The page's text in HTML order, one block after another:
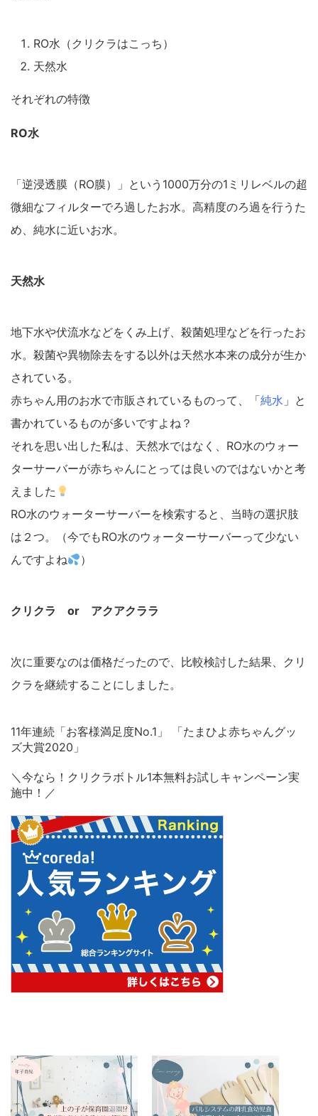
RO水（クリクラはこっち）
天然水
それぞれの特徴
RO水
「逆浸透膜（RO膜）」という1000万分の1ミリレベルの超
微細なフィルターでろ過したお水。高精度のろ過を行うた
め、純水に近いお水。
天然水
地下水や伏流水などをくみ上げ、殺菌処理などを行ったお
水。殺菌や異物除去をする以外は天然水本来の成分が生か
されている。
赤ちゃん用のお水で市販されているものって、「純水 」と
書かれているものが多いですよね？
それを思い出した私は、 天然水ではなく、RO水のウォー
ターサーバーが赤ちゃんにとっては良いのではないかと考
えました
RO水のウォーターサーバーを検索すると、当時の選択肢
は２つ。（今でもRO水のウォーターサーバーって少ない
んですよね
）
クリクラ or アクアクララ
次に重要なのは価格だったので、比較検討した結果、クリ
クラを継続することにしました。
11年連続「お客様満足度No.1」 「たまひよ赤ちゃんグッ
ズ大賞2020」
＼今なら！クリクラボトル1本無料お試しキャンペーン実
施中！／